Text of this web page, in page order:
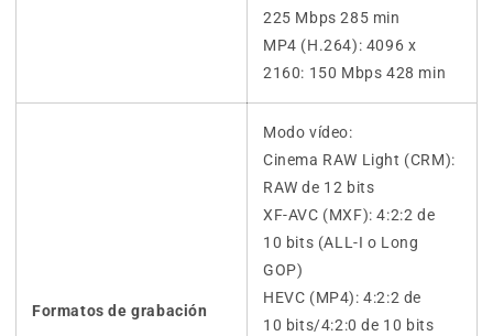
225 Mbps 285 min
MP4 (H.264): 4096 x
2160: 150 Mbps 428 min
Formatos de grabación
Modo vídeo:
Cinema RAW Light (CRM):
RAW de 12 bits
XF-AVC (MXF): 4:2:2 de
10 bits (ALL-I o Long
GOP)
HEVC (MP4): 4:2:2 de
10 bits/4:2:0 de 10 bits